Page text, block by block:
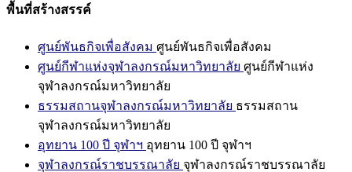
พื้นที่สร้างสรรค์
ศูนย์พันธกิจเพื่อสังคม ศูนย์พันธกิจเพื่อสังคม
ศูนย์กีฬาแห่งจุฬาลงกรณ์มหาวิทยาลัย ศูนย์กีฬาแห่ง
จุฬาลงกรณ์มหาวิทยาลัย
ธรรมสถานจุฬาลงกรณ์มหาวิทยาลัย ธรรมสถาน
จุฬาลงกรณ์มหาวิทยาลัย
อุทยาน 100 ปี จุฬาฯ อุทยาน 100 ปี จุฬาฯ
จุฬาลงกรณ์ราชบรรณาลัย จุฬาลงกรณ์ราชบรรณาลัย